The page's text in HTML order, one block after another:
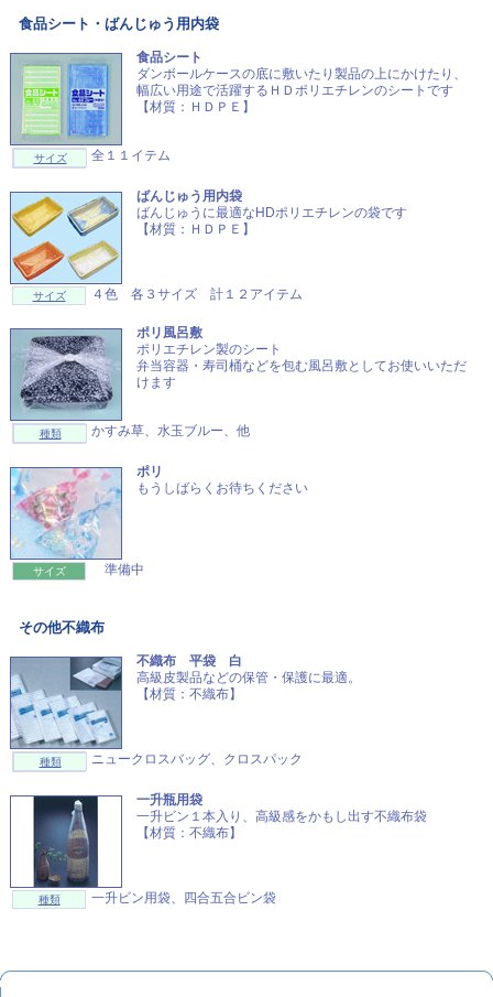
食品シート・ばんじゅう用内袋
食品シート
ダンボールケースの底に敷いたり製品の上にかけたり、
幅広い用途で活躍するＨＤポリエチレンのシートです
【材質：ＨＤＰＥ】
サイズ 全１１イテム
ばんじゅう用内袋
ばんじゅうに最適なHDポリエチレンの袋です
【材質：ＨＤＰＥ】
サイズ ４色 各３サイズ 計１２アイテム
ポリ風呂敷
ポリエチレン製のシート
弁当容器・寿司桶などを包む風呂敷としてお使いいただ
けます
種類 かすみ草、水玉ブルー、他
ポリ
もうしばらくお待ちください
サイズ 準備中
その他不織布
不織布 平袋 白
高級皮製品などの保管・保護に最適。
【材質：不織布】
種類 ニュークロスバッグ、クロスパック
一升瓶用袋
一升ビン１本入り、高級感をかもし出す不織布袋
【材質：不織布】
種類 一升ビン用袋、四合五合ビン袋